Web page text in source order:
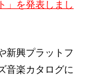
」を発表しまし
新興プラットフ
音楽カタログに